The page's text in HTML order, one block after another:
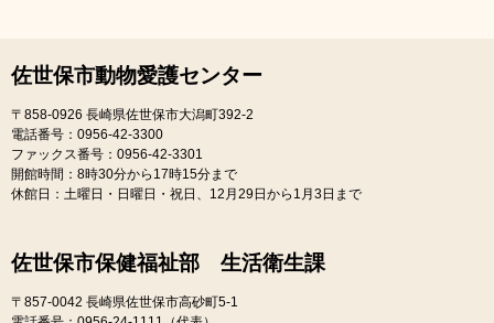
佐世保市動物愛護センター
〒858-0926 長崎県佐世保市大潟町392-2
電話番号：0956-42-3300
ファックス番号：0956-42-3301
開館時間：8時30分から17時15分まで
休館日：土曜日・日曜日・祝日、12月29日から1月3日まで
佐世保市保健福祉部 生活衛生課
〒857-0042 長崎県佐世保市高砂町5-1